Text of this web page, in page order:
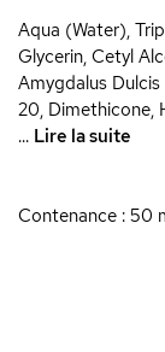
Aqua (Water),
Glycerin, Cetyl
Amygdalus
20, Dimethicone,
... Lire la suite
Contenance : 50